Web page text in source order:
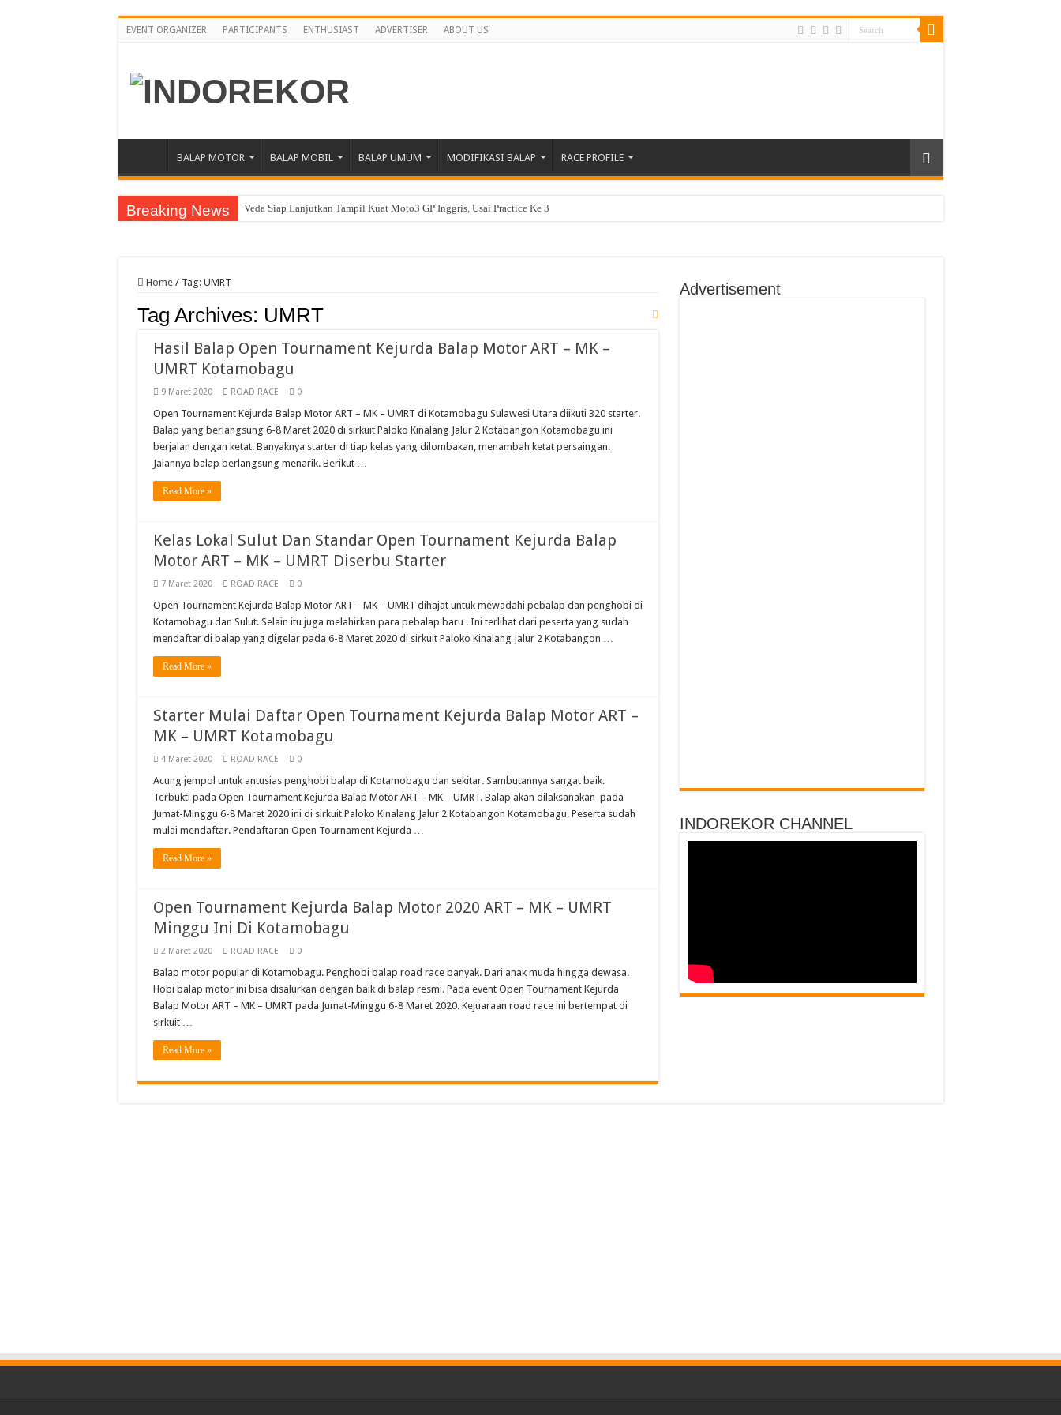
EVENT ORGANIZER PARTICIPANTS ENTHUSIAST ADVERTISER ABOUT US
BALAP MOTOR BALAP MOBIL BALAP UMUM MODIFIKASI BALAP RACE PROFILE
Breaking News Veda Siap Lanjutkan Tampil Kuat Moto3 GP Inggris, Usai Practice Ke 3
Pebalap Astra Honda Bertekad Lanjutkan Performa Positif di ARRC Mandalika
Yamaha Cup Race Semarakkan HUT Kota Padang Ke 357, Dibanjiri 5 Ribu Pengunjung Dan 500 Starter
Abimanyu Bintang Thailand Talent Cup Rd 3 Borong Juara, Giovanni Balap Perdana
Abimanyu Juara Race 1 Thailand Talent Cup Buriram Thailand
Home / Tag: UMRT
Tag Archives: UMRT
Hasil Balap Open Tournament Kejurda Balap Motor ART – MK –
UMRT Kotamobagu
9 Maret 2020 ROAD RACE 0
Open Tournament Kejurda Balap Motor ART – MK – UMRT di Kotamobagu Sulawesi Utara diikuti 320 starter.
Balap yang berlangsung 6-8 Maret 2020 di sirkuit Paloko Kinalang Jalur 2 Kotabangon Kotamobagu ini
berjalan dengan ketat. Banyaknya starter di tiap kelas yang dilombakan, menambah ketat persaingan.
Jalannya balap berlangsung menarik. Berikut …
Read More »
Kelas Lokal Sulut Dan Standar Open Tournament Kejurda Balap
Motor ART – MK – UMRT Diserbu Starter
7 Maret 2020 ROAD RACE 0
Open Tournament Kejurda Balap Motor ART – MK – UMRT dihajat untuk mewadahi pebalap dan penghobi di
Kotamobagu dan Sulut. Selain itu juga melahirkan para pebalap baru . Ini terlihat dari peserta yang sudah
mendaftar di balap yang digelar pada 6-8 Maret 2020 di sirkuit Paloko Kinalang Jalur 2 Kotabangon …
Read More »
Starter Mulai Daftar Open Tournament Kejurda Balap Motor ART –
MK – UMRT Kotamobagu
4 Maret 2020 ROAD RACE 0
Acung jempol untuk antusias penghobi balap di Kotamobagu dan sekitar. Sambutannya sangat baik.
Terbukti pada Open Tournament Kejurda Balap Motor ART – MK – UMRT. Balap akan dilaksanakan pada
Jumat-Minggu 6-8 Maret 2020 ini di sirkuit Paloko Kinalang Jalur 2 Kotabangon Kotamobagu. Peserta sudah
mulai mendaftar. Pendaftaran Open Tournament Kejurda …
Read More »
Open Tournament Kejurda Balap Motor 2020 ART – MK – UMRT
Minggu Ini Di Kotamobagu
2 Maret 2020 ROAD RACE 0
Balap motor popular di Kotamobagu. Penghobi balap road race banyak. Dari anak muda hingga dewasa.
Hobi balap motor ini bisa disalurkan dengan baik di balap resmi. Pada event Open Tournament Kejurda
Balap Motor ART – MK – UMRT pada Jumat-Minggu 6-8 Maret 2020. Kejuaraan road race ini bertempat di
sirkuit …
Read More »
Advertisement
INDOREKOR CHANNEL